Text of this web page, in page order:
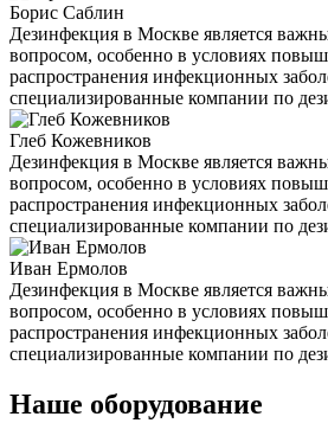
Борис Саблин
Дезинфекция в Москве является
вопросом, особенно в условиях
распространения инфекционных
специализированные компании по
Глеб Кожевников
Дезинфекция в Москве является
вопросом, особенно в условиях
распространения инфекционных
специализированные компании по
Иван Ермолов
Дезинфекция в Москве является
вопросом, особенно в условиях
распространения инфекционных
специализированные компании по
Наше оборудование